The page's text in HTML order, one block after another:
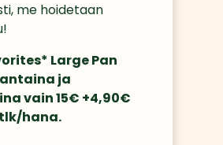
me hoidetaan
Large Pan
ja
vain 15€ +4,90€
hana.